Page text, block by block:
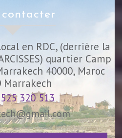
contacter
en RDC, (derrière la
quartier Camp
40000, Maroc
Marrakech
320 513